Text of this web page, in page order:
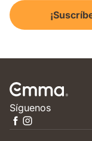
Síguenos